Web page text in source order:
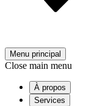
Menu principal
Close main menu
À propos
Services